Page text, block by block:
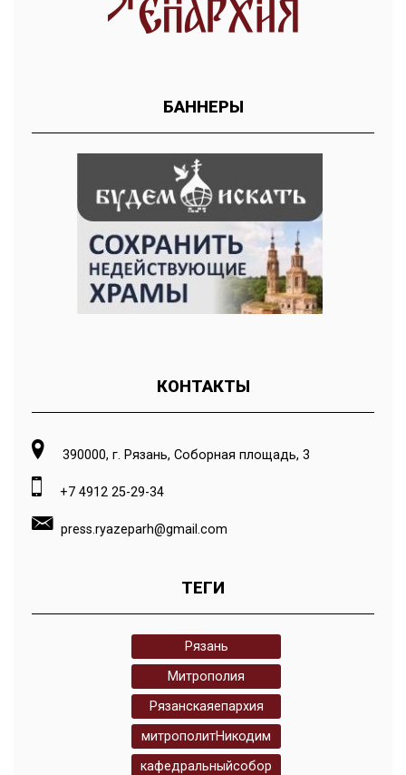
БАННЕРЫ
КОНТАКТЫ
390000, г. Рязань, Соборная площадь, 3
+7 4912 25-29-34
press.ryazeparh@gmail.com
ТЕГИ
Рязань
Митрополия
Рязанскаяепархия
митрополитНикодим
кафедральныйсобор